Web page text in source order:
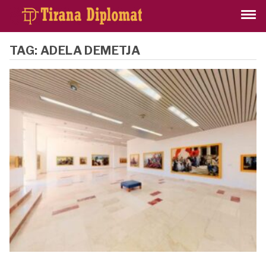
TAG: ADELA DEMETJA